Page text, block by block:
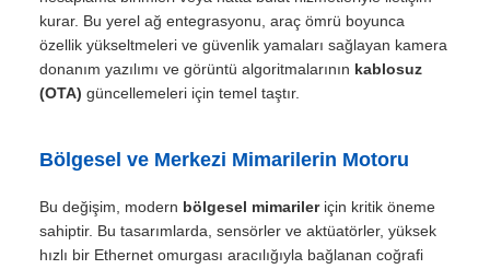
kurar. Bu yerel ağ entegrasyonu, araç ömrü boyunca
özellik yükseltmeleri ve güvenlik yamaları sağlayan kamera
donanım yazılımı ve görüntü algoritmalarının kablosuz
(OTA) güncellemeleri için temel taştır.
Bölgesel ve Merkezi Mimarilerin Motoru
Bu değişim, modern bölgesel mimarileriçin kritik öneme
sahiptir. Bu tasarımlarda, sensörler ve aktüatörler, yüksek
hızlı bir Ethernet omurgası aracılığıyla bağlanan coğrafi